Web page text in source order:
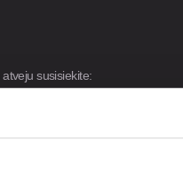
susisiekite: